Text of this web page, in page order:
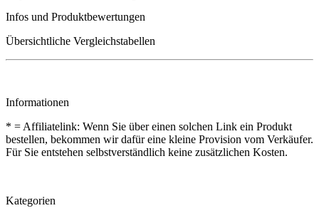
Infos und Produktbewertungen
Übersichtliche Vergleichstabellen
Informationen
* = Affiliatelink: Wenn Sie über einen solchen Link ein Produkt
bestellen, bekommen wir dafür eine kleine Provision vom Verkäufer.
Für Sie entstehen selbstverständlich keine zusätzlichen Kosten.
Kategorien